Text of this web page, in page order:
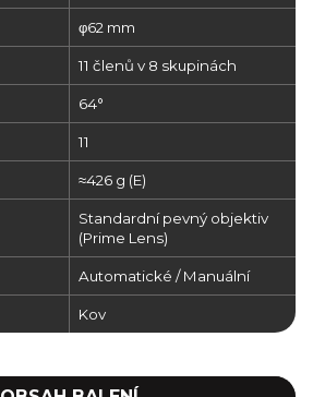
φ62 mm
11 členů v 8 skupinách
64°
11
≈426 g (E)
Standardní pevný objektiv
(Prime Lens)
Automatické / Manuální
Kov